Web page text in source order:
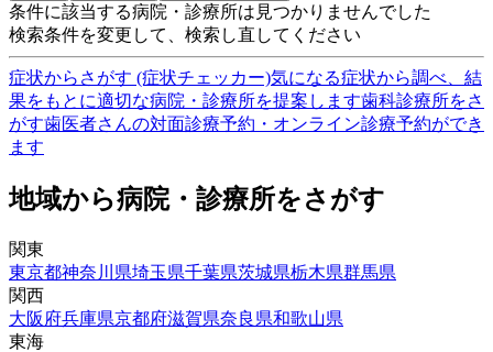
条件に該当する病院・診療所は見つかりませんでした
検索条件を変更して、検索し直してください
症状からさがす (症状チェッカー)気になる症状から調べ、結
果をもとに適切な病院・診療所を提案します歯科診療所をさ
がす歯医者さんの対面診療予約・オンライン診療予約ができ
ます
地域から病院・診療所をさがす
関東
東京都神奈川県埼玉県千葉県茨城県栃木県群馬県
関西
大阪府兵庫県京都府滋賀県奈良県和歌山県
東海